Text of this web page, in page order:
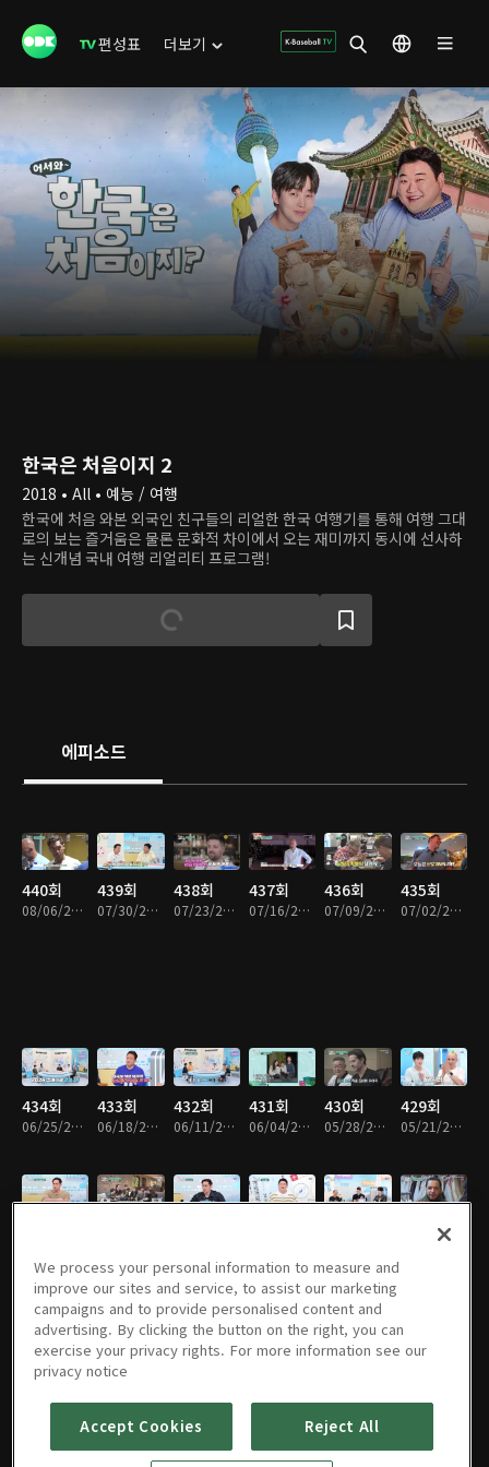
편성표 더보기
한국은 처음이지 2
2018 • All • 예능 / 여행
한국에 처음 와본 외국인 친구들의 리얼한 한국 여행기를 통해 여행 그대
로의 보는 즐거움은 물론 문화적 차이에서 오는 재미까지 동시에 선사하
는 신개념 국내 여행 리얼리티 프로그램!
에피소드
440회
08/06/2026 • 1시간 55분
439회
07/30/2026 • 1시간 39분
438회
07/23/2026 • 1시간 47분
437회
07/16/2026 • 1시간 46분
436회
07/09/2026 • 1시간 45분
435회
07/02/2026 • 1시간 24분
434회
06/25/2026 • 1시간 40분
433회
06/18/2026 • 1시간 42분
432회
06/11/2026 • 1시간 26분
431회
06/04/2026 • 1시간 26분
430회
05/28/2026 • 1시간 40분
429회
05/21/2026 • 1시간 26분
423회
422회
04/02/2026 • 1시간 29분
421회 420회 386회 385회 384회
We process your personal information to measure and
improve our sites and service, to assist our marketing
campaigns and to provide personalised content and
advertising. By clicking the button on the right, you can
exercise your privacy rights. For more information see our
privacy notice
Accept Cookies Reject All